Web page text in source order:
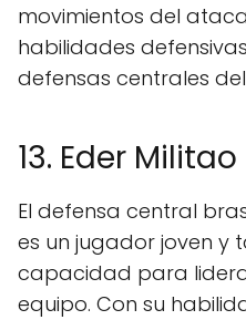
movimientos del
habilidades
defensas centrales
13. Eder Militao
El defensa central
es un jugador joven y
capacidad para
equipo. Con su